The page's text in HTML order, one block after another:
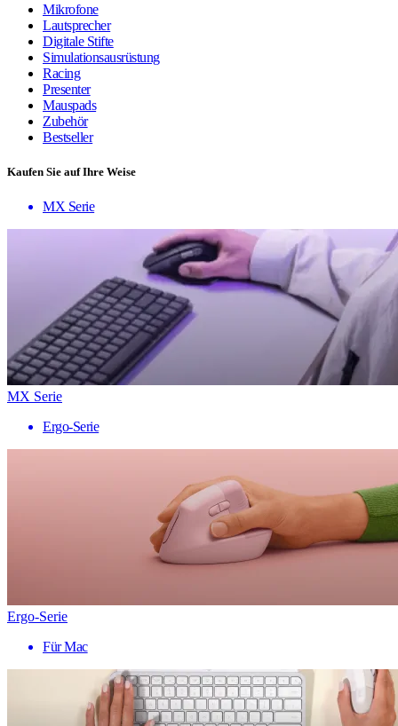
Mikrofone
Lautsprecher
Digitale Stifte
Simulationsausrüstung
Racing
Presenter
Mauspads
Zubehör
Bestseller
Kaufen Sie auf Ihre Weise
MX Serie
MX Serie
Ergo-Serie
Ergo-Serie
Für Mac